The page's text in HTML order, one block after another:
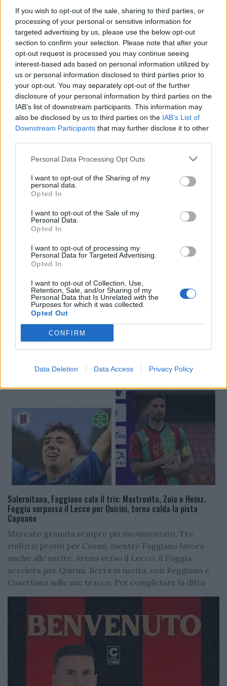
If you wish to opt-out of the sale, sharing to third parties, or
processing of your personal or sensitive information for
targeted advertising by us, please use the below opt-out
section to confirm your selection. Please note that after your
opt-out request is processed you may continue seeing
interest-based ads based on personal information utilized by
us or personal information disclosed to third parties prior to
your opt-out. You may separately opt-out of the further
disclosure of your personal information by third parties on the
IAB’s list of downstream participants. This information may
also be disclosed by us to third parties on the IAB’s List of
Downstream Participants that may further disclose it to other
Personal Data Processing Opt Outs
I want to opt-out of the Sharing of my
personal data.
Opted In
I want to opt-out of the Sale of my
Personal Data.
Opted In
I want to opt-out of processing my
Personal Data for Targeted Advertising.
Opted In
I want to opt-out of Collection, Use,
Retention, Sale, and/or Sharing of my
Personal Data that Is Unrelated with the
Purposes for which it was collected.
Opted Out
CONFIRM
Data Deletion Data Access Privacy Policy
🔥 Trending
Salernitana, Faggiano cala il tris: Mastrovito, Zoia e Heinz.
Foggia sorpassa il Lecco per Quirini, torna calda la pista
Capuano
Mercato granata sempre più movimentato. Tre
rinforzi pronti per Cosmi, mentre Faggiano lavora
anche alle uscite: Arena verso il Lecco, il Foggia
accelera per Quirini. Berra in uscita, con Reggiana e
Casertana sulle sue tracce. Per completare la difes